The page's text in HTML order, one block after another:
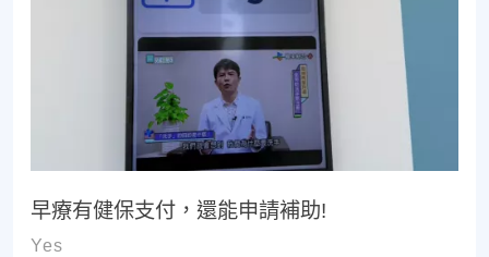
早療有健保支付，還能申請補助!
Yes